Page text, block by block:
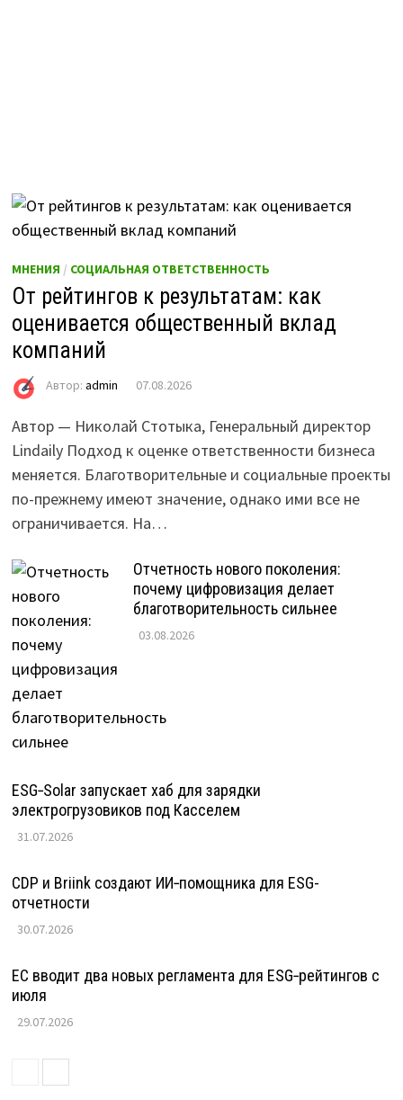
МНЕНИЯ / СОЦИАЛЬНАЯ ОТВЕТСТВЕННОСТЬ
От рейтингов к результатам: как
оценивается общественный вклад
компаний
Автор: admin 07.08.2026
Автор — Николай Стотыка, Генеральный директор
Lindaily Подход к оценке ответственности бизнеса
меняется. Благотворительные и социальные проекты
по-прежнему имеют значение, однако ими все не
ограничивается. На…
Отчетность нового поколения:
почему цифровизация делает
благотворительность сильнее
03.08.2026
ESG‑Solar запускает хаб для зарядки
электрогрузовиков под Касселем
31.07.2026
CDP и Briink создают ИИ‑помощника для ESG-
отчетности
30.07.2026
ЕС вводит два новых регламента для ESG‑рейтингов с
июля
29.07.2026